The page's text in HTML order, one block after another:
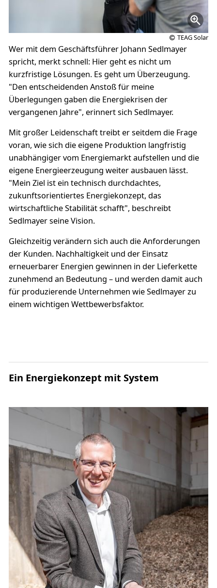
TEAG Solar
Wer mit dem Geschäftsführer Johann Sedlmayer
spricht, merkt schnell: Hier geht es nicht um
kurzfristige Lösungen. Es geht um Überzeugung.
"Den entscheidenden Anstoß für meine
Überlegungen gaben die Energiekrisen der
vergangenen Jahre", erinnert sich Sedlmayer.
Mit großer Leidenschaft treibt er seitdem die Frage
voran, wie sich die eigene Produktion langfristig
unabhängiger vom Energiemarkt aufstellen und die
eigene Energieerzeugung weiter ausbauen lässt.
"Mein Ziel ist ein technisch durchdachtes,
zukunftsorientiertes Energiekonzept, das
wirtschaftliche Stabilität schafft", beschreibt
Sedlmayer seine Vision.
Gleichzeitig verändern sich auch die Anforderungen
der Kunden. Nachhaltigkeit und der Einsatz
erneuerbarer Energien gewinnen in der Lieferkette
zunehmend an Bedeutung – und werden damit auch
für produzierende Unternehmen wie Sedlmayer zu
einem wichtigen Wettbewerbsfaktor.
Ein Energiekonzept mit System